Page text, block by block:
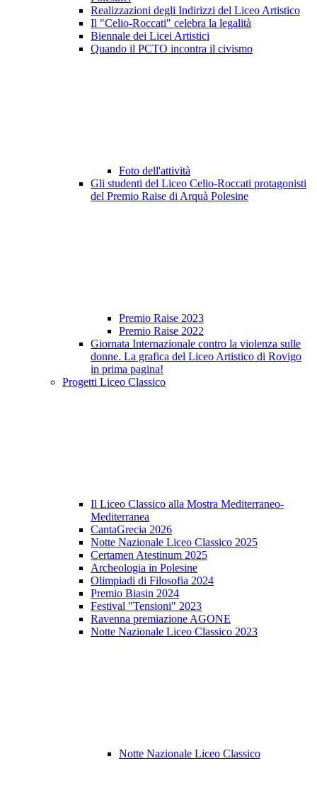
Realizzazioni degli Indirizzi del Liceo Artistico
Il "Celio-Roccati" celebra la legalità
Biennale dei Licei Artistici
Quando il PCTO incontra il civismo
Foto dell'attività
Gli studenti del Liceo Celio-Roccati protagonisti
del Premio Raise di Arquà Polesine
Premio Raise 2023
Premio Raise 2022
Giornata Internazionale contro la violenza sulle
donne. La grafica del Liceo Artistico di Rovigo
in prima pagina!
Progetti Liceo Classico
Il Liceo Classico alla Mostra Mediterraneo-
Mediterranea
CantaGrecia 2026
Notte Nazionale Liceo Classico 2025
Certamen Atestinum 2025
Archeologia in Polesine
Olimpiadi di Filosofia 2024
Premio Biasin 2024
Festival "Tensioni" 2023
Ravenna premiazione AGONE
Notte Nazionale Liceo Classico 2023
Notte Nazionale Liceo Classico